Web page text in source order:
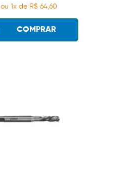
ou 1x de R$ 64,60
COMPRAR